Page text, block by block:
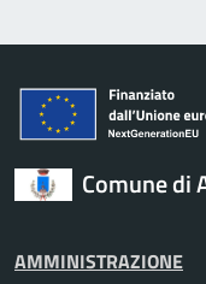
Comune di
AMMINISTRAZIONE